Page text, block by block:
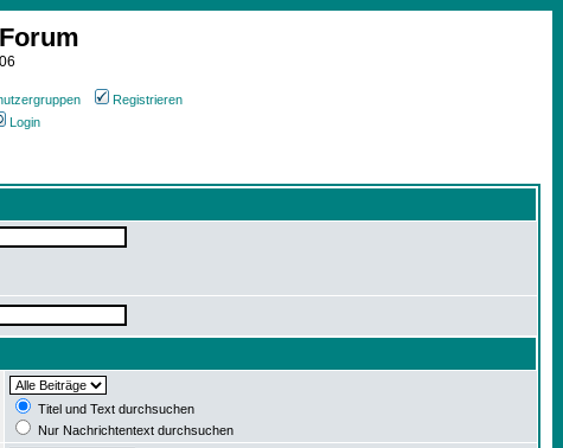
Registrieren
Login
Titel und Text durchsuchen
Nur Nachrichtentext durchsuchen